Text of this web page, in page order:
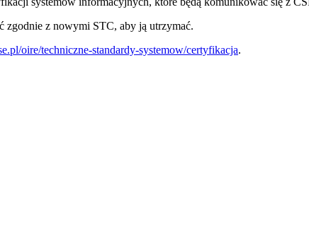
zgodnie z nowymi STC, aby ją utrzymać.
oire/techniczne-standardy-systemow/certyfikacja.